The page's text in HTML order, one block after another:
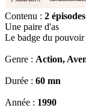
Contenu : 2 épisodes
Une paire d'as
Le badge du pouvoir
Genre : Action,
Durée : 60 mn
Année : 1990